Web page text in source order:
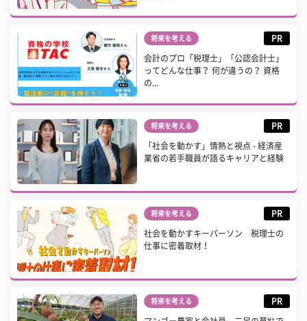
将来を考える PR
会計のプロ「税理士」「公認会計士」
ってどんな仕事？ 何が違うの？ 資格
の...
将来を考える PR
「社会を動かす」情熱と視点 - 経済産
業省の若手職員が語るキャリアと経験
将来を考える PR
社会を動かすキーパーソン 税理士の
仕事に密着取材！
将来を考える PR